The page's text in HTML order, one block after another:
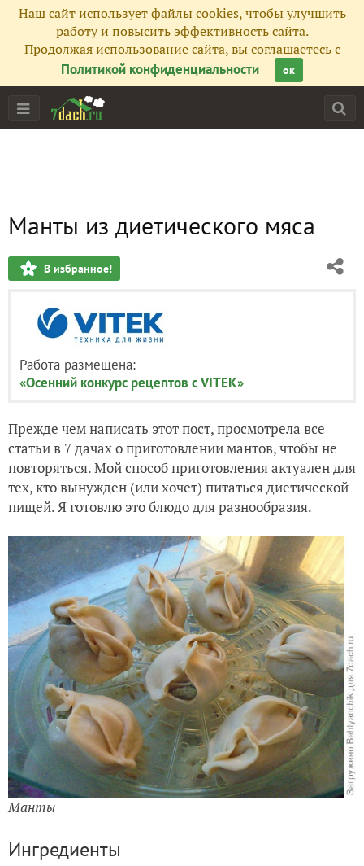
Наш сайт использует файлы cookies, чтобы улучшить
работу и повысить эффективность сайта.
Продолжая использование сайта, вы соглашаетесь с
Политикой конфиденциальности
ок
Манты из диетического мяса
В избранное!
Работа размещена:
«Осенний конкурс рецептов с VITEK»
Прежде чем написать этот пост, просмотрела все
статьи в 7 дачах о приготовлении мантов, чтобы не
повторяться. Мой способ приготовления актуален для
тех, кто вынужден (или хочет) питаться диетической
пищей. Я готовлю это блюдо для разнообразия.
Манты
Ингредиенты